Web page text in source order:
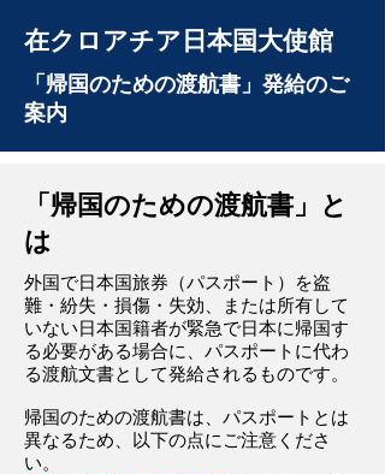
在クロアチア日本国大使館
「帰国のための渡航書」発給のご
案内
「帰国のための渡航書」と
は
外国で日本国旅券（パスポート）を盗
難・紛失・損傷・失効、または所有して
いない日本国籍者が緊急で日本に帰国す
る必要がある場合に、パスポートに代わ
る渡航文書として発給されるものです。
帰国のための渡航書は、パスポートとは
異なるため、以下の点にご注意くださ
い。